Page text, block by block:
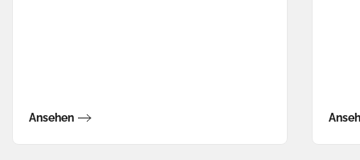
Ansehen